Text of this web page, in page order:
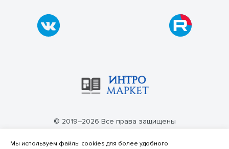
© 2019–2026 Все права защищены
Политика конфиденциальности
Мы используем файлы cookies для более удобного